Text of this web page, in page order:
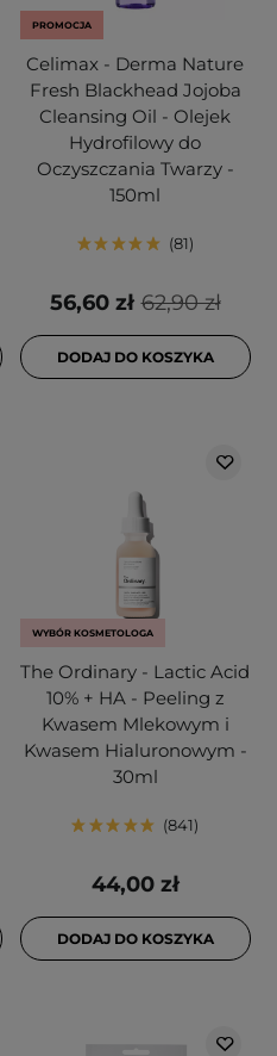
PROMOCJA
Celimax - Derma Nature
Fresh Blackhead Jojoba
Cleansing Oil - Olejek
Hydrofilowy do
Oczyszczania Twarzy -
150ml
81
62,90 zł
56,60 zł
DODAJ DO KOSZYKA
WYBÓR KOSMETOLOGA
The Ordinary - Lactic Acid
10% + HA - Peeling z
Kwasem Mlekowym i
Kwasem Hialuronowym -
30ml
841
44,00 zł
DODAJ DO KOSZYKA